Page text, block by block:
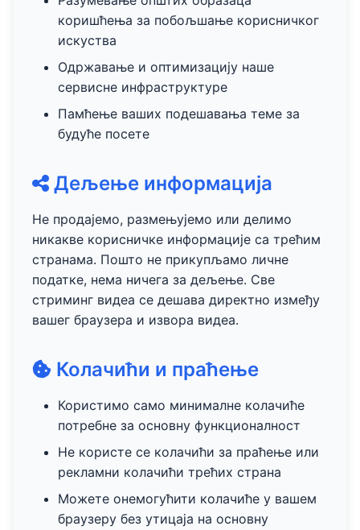
коришћења за побољшање корисничког
искуства
Одржавање и оптимизацију наше
сервисне инфраструктуре
Памћење ваших подешавања теме за
будуће посете
Дељење информација
Не продајемо, размењујемо или делимо
никакве корисничке информације са трећим
странама. Пошто не прикупљамо личне
податке, нема ничега за дељење. Све
стриминг видеа се дешава директно између
вашег браузера и извора видеа.
Колачићи и праћење
Користимо само минималне колачиће
потребне за основну функционалност
Не користе се колачићи за праћење или
рекламни колачићи трећих страна
Можете онемогућити колачиће у вашем
браузеру без утицаја на основну